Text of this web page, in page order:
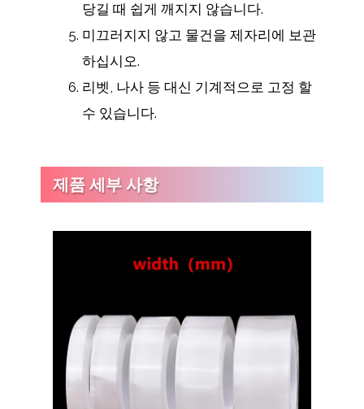
당길 때 쉽게 깨지지 않습니다.
미끄러지지 않고 물건을 제자리에 보관
하십시오.
리벳, 나사 등 대신 기계적으로 고정 할
수 있습니다.
제품 세부 사항